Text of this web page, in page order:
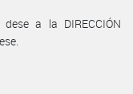
dese a la DIRECCIÓN